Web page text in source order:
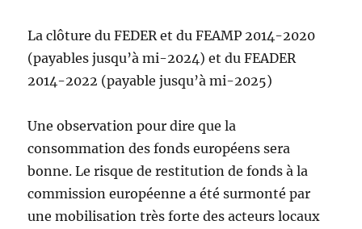
La clôture du FEDER et du FEAMP 2014-2020
(payables jusqu’à mi-2024) et du FEADER
2014-2022 (payable jusqu’à mi-2025)
Une observation pour dire que la
consommation des fonds européens sera
bonne. Le risque de restitution de fonds à la
commission européenne a été surmonté par
une mobilisation très forte des acteurs locaux